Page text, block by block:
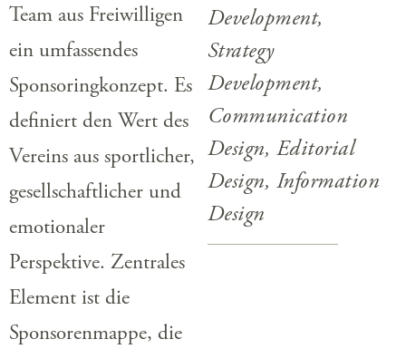
Team aus Freiwilligen
ein umfassendes
Sponsoringkonzept. Es
definiert den Wert des
Vereins aus sportlicher,
gesellschaftlicher und
emotionaler
Perspektive. Zentrales
Element ist die
Sponsorenmappe, die
Development,
Strategy
Development,
Communication
Design, Editorial
Design, Information
Design